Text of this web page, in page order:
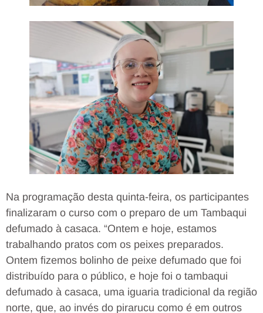
Na programação desta quinta-feira, os participantes
finalizaram o curso com o preparo de um Tambaqui
defumado à casaca. “Ontem e hoje, estamos
trabalhando pratos com os peixes preparados.
Ontem fizemos bolinho de peixe defumado que foi
distribuído para o público, e hoje foi o tambaqui
defumado à casaca, uma iguaria tradicional da região
norte, que, ao invés do pirarucu como é em outros